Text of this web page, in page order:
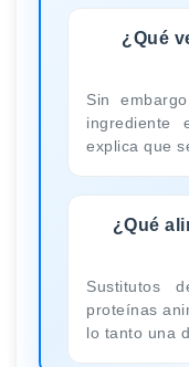
¿Qué
Sin
ingrediente
explica que
¿Qué
Sustitutos
proteínas
lo tanto una